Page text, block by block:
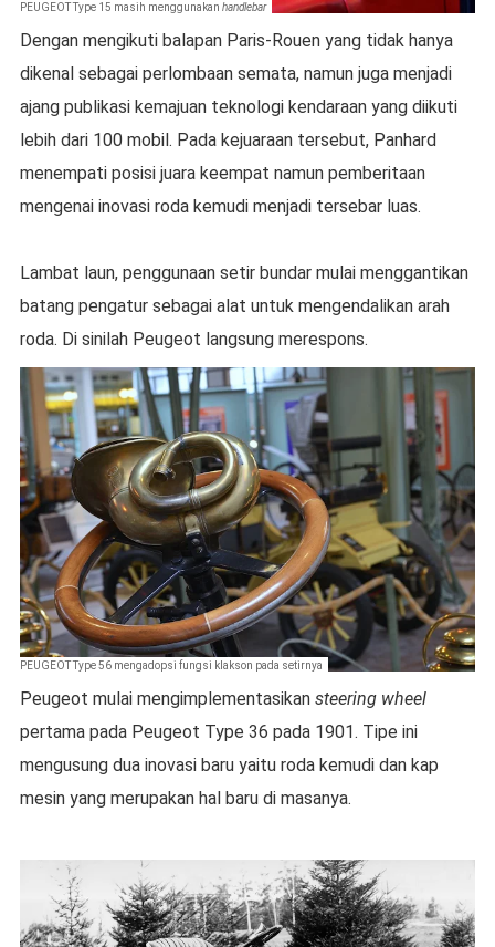
PEUGEOT Type 15 masih menggunakan handlebar
Dengan mengikuti balapan Paris-Rouen yang tidak hanya
dikenal sebagai perlombaan semata, namun juga menjadi
ajang publikasi kemajuan teknologi kendaraan yang diikuti
lebih dari 100 mobil. Pada kejuaraan tersebut, Panhard
menempati posisi juara keempat namun pemberitaan
mengenai inovasi roda kemudi menjadi tersebar luas.
Lambat laun, penggunaan setir bundar mulai menggantikan
batang pengatur sebagai alat untuk mengendalikan arah
roda. Di sinilah Peugeot langsung merespons.
PEUGEOT Type 56 mengadopsi fungsi klakson pada setirnya
Peugeot mulai mengimplementasikan steering wheel
pertama pada Peugeot Type 36 pada 1901. Tipe ini
mengusung dua inovasi baru yaitu roda kemudi dan kap
mesin yang merupakan hal baru di masanya.